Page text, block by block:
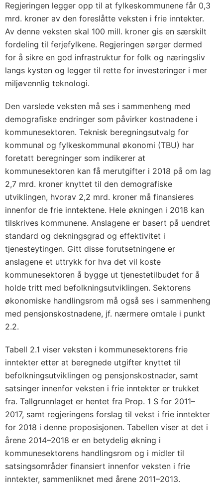
Regjeringen legger opp til at fylkeskommunene får 0,3
mrd. kroner av den foreslåtte veksten i frie inntekter.
Av denne veksten skal 100 mill. kroner gis en særskilt
fordeling til ferjefylkene. Regjeringen sørger dermed
for å sikre en god infrastruktur for folk og næringsliv
langs kysten og legger til rette for investeringer i mer
miljøvennlig teknologi.
Den varslede veksten må ses i sammenheng med
demografiske endringer som påvirker kostnadene i
kommunesektoren. Teknisk beregningsutvalg for
kommunal og fylkeskommunal økonomi (TBU) har
foretatt beregninger som indikerer at
kommunesektoren kan få merutgifter i 2018 på om lag
2,7 mrd. kroner knyttet til den demografiske
utviklingen, hvorav 2,2 mrd. kroner må finansieres
innenfor de frie inntektene. Hele økningen i 2018 kan
tilskrives kommunene. Anslagene er basert på uendret
standard og dekningsgrad og effektivitet i
tjenesteytingen. Gitt disse forutsetningene er
anslagene et uttrykk for hva det vil koste
kommunesektoren å bygge ut tjenestetilbudet for å
holde tritt med befolkningsutviklingen. Sektorens
økonomiske handlingsrom må også ses i sammenheng
med pensjonskostnadene, jf. nærmere omtale i punkt
2.2.
Tabell 2.1 viser veksten i kommunesektorens frie
inntekter etter at beregnede utgifter knyttet til
befolkningsutviklingen og pensjonskostnader, samt
satsinger innenfor veksten i frie inntekter er trukket
fra. Tallgrunnlaget er hentet fra Prop. 1 S for 2011–
2017, samt regjeringens forslag til vekst i frie inntekter
for 2018 i denne proposisjonen. Tabellen viser at det i
årene 2014–2018 er en betydelig økning i
kommunesektorens handlingsrom og i midler til
satsingsområder finansiert innenfor veksten i frie
inntekter, sammenliknet med årene 2011–2013.